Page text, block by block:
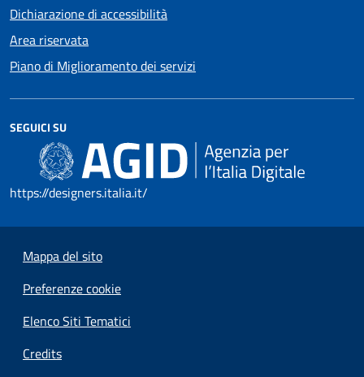
Dichiarazione di accessibilità
Area riservata
Piano di Miglioramento dei servizi
SEGUICI SU
https://designers.italia.it/
Mappa del sito
Preferenze cookie
Elenco Siti Tematici
Credits